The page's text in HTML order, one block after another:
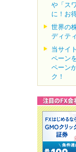
や「ス
に！お
世界の
ディテ
当サイ
ペーン
ペーン
ク！